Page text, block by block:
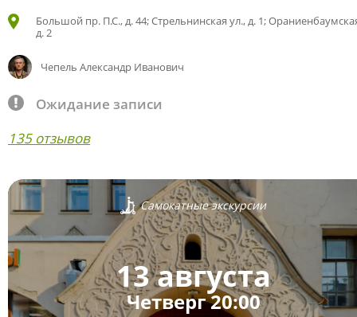
Большой пр. П.С., д. 44; Стрельнинская ул., д. 1;
д. 2
Чепель Александр Иванович
Ожидание записи
135 отзывов
Самокатные экскурсии
13 августа
Четверг 20:00